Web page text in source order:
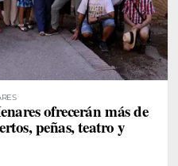
ofrecerán más de
peñas, teatro y